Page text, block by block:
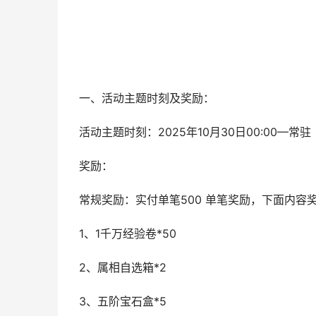
一、活动主题时刻及奖励：
活动主题时刻：2025年10月30日00:00—常驻
奖励：
常规奖励：实付单笔500 单笔奖励，下面内容
1、1千万经验卷*50
2、属相自选箱*2
3、五阶宝石盒*5